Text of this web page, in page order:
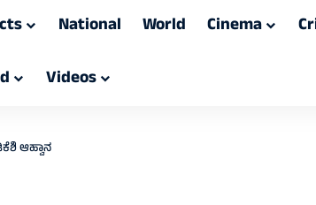
National World Cinema
Videos
ಆಹ್ವಾನ